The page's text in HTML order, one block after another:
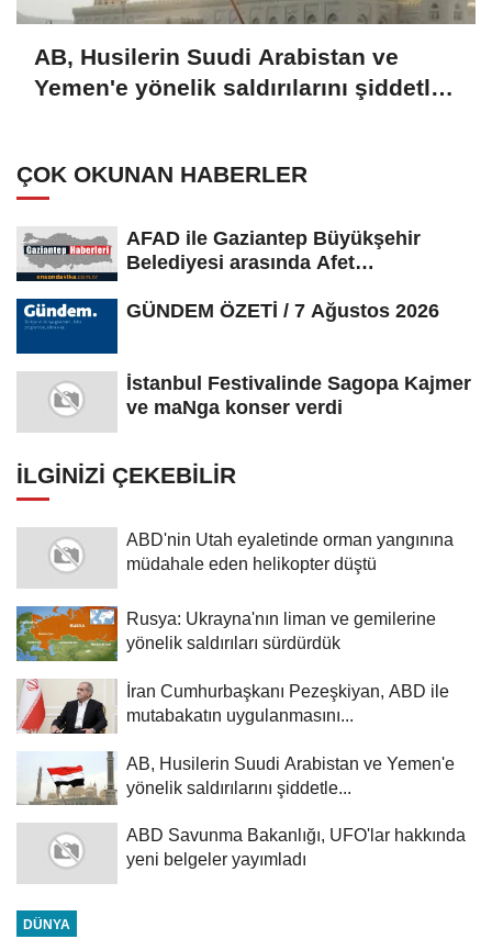
AB, Husilerin Suudi Arabistan ve
Yemen'e yönelik saldırılarını şiddetle
ÇOK OKUNAN HABERLER
AFAD ile Gaziantep Büyükşehir
Belediyesi arasında Afet
GÜNDEM ÖZETİ / 7 Ağustos 2026
İstanbul Festivalinde Sagopa Kajmer
ve maNga konser verdi
İLGINIZI ÇEKEBILIR
ABD'nin Utah eyaletinde orman yangınına
müdahale eden helikopter düştü
Rusya: Ukrayna'nın liman ve gemilerine
yönelik saldırıları sürdürdük
İran Cumhurbaşkanı Pezeşkiyan, ABD ile
mutabakatın uygulanmasını...
AB, Husilerin Suudi Arabistan ve Yemen'e
yönelik saldırılarını şiddetle...
ABD Savunma Bakanlığı, UFO'lar hakkında
yeni belgeler yayımladı
DÜNYA